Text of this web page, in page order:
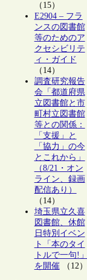
（15）
E2904 – フラ
ンスの図書館
等のためのア
クセシビリテ
ィ・ガイド
（14）
調査研究報告
会「都道府県
立図書館と市
町村立図書館
等との関係：
「支援」と
「協力」の今
とこれから」
（8/21・オン
ライン、録画
配信あり）
（14）
埼玉県立久喜
図書館、休館
日特別イベン
ト「本のタイ
トルで一句!」
を開催（12）